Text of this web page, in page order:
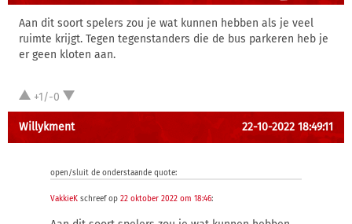
Aan dit soort spelers zou je wat kunnen hebben als je veel
ruimte krijgt. Tegen tegenstanders die de bus parkeren heb je
er geen kloten aan.
+1/-0
Willykment 22-10-2022 18:49:11
open/sluit de onderstaande quote:
VakkieK schreef op 22 oktober 2022 om 18:46: